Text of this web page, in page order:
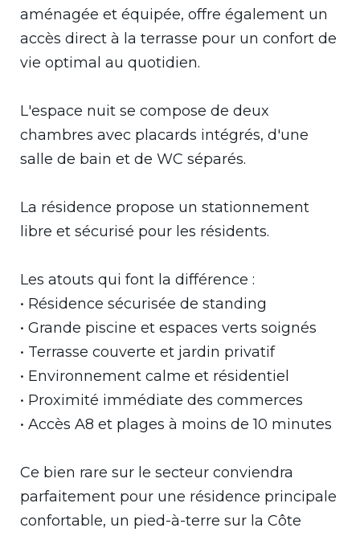
aménagée et équipée, offre également un
accès direct à la terrasse pour un confort de
vie optimal au quotidien.
L'espace nuit se compose de deux
chambres avec placards intégrés, d'une
salle de bain et de WC séparés.
La résidence propose un stationnement
libre et sécurisé pour les résidents.
Les atouts qui font la différence :
• Résidence sécurisée de standing
• Grande piscine et espaces verts soignés
• Terrasse couverte et jardin privatif
• Environnement calme et résidentiel
• Proximité immédiate des commerces
• Accès A8 et plages à moins de 10 minutes
Ce bien rare sur le secteur conviendra
parfaitement pour une résidence principale
confortable, un pied-à-terre sur la Côte